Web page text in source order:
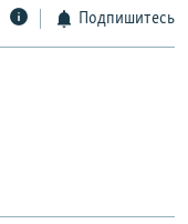
Подпишитесь